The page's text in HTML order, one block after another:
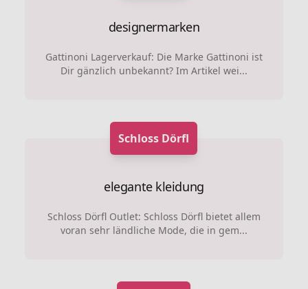
designermarken
Gattinoni Lagerverkauf: Die Marke Gattinoni ist
Dir gänzlich unbekannt? Im Artikel wei...
Schloss Dörfl
elegante kleidung
Schloss Dörfl Outlet: Schloss Dörfl bietet allem
voran sehr ländliche Mode, die in gem...